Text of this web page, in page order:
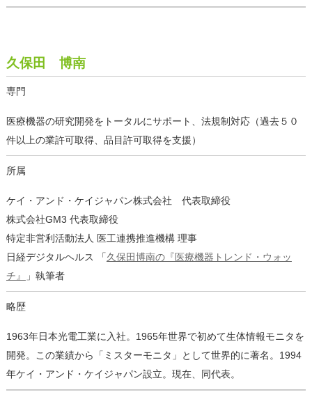
久保田 博南
専門
医療機器の研究開発をトータルにサポート、法規制対応（過去５０
件以上の業許可取得、品目許可取得を支援）
所属
ケイ・アンド・ケイジャパン株式会社 代表取締役
株式会社GM3 代表取締役
特定非営利活動法人 医工連携推進機構 理事
日経デジタルヘルス 「久保田博南の『医療機器トレンド・ウォッ
チ』
」執筆者
略歴
1963年日本光電工業に入社。1965年世界で初めて生体情報モニタを
開発。この業績から「ミスターモニタ」として世界的に著名。1994
年ケイ・アンド・ケイジャパン設立。現在、同代表。